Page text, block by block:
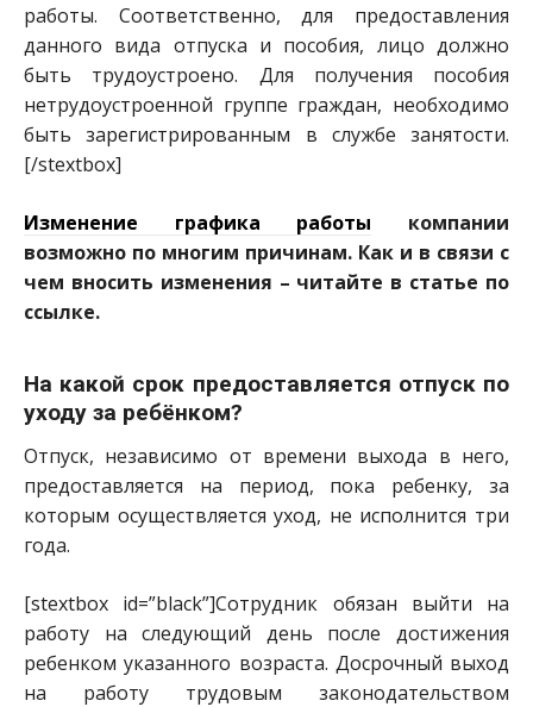
работы. Соответственно, для предоставления
данного вида отпуска и пособия, лицо должно
быть трудоустроено. Для получения пособия
нетрудоустроенной группе граждан, необходимо
быть зарегистрированным в службе занятости.
[/stextbox]
Изменение графика работы компании
возможно по многим причинам. Как и в связи с
чем вносить изменения – читайте в статье по
ссылке.
На какой срок предоставляется отпуск по
уходу за ребёнком?
Отпуск, независимо от времени выхода в него,
предоставляется на период, пока ребенку, за
которым осуществляется уход, не исполнится три
года.
[stextbox id=”black”]Сотрудник обязан выйти на
работу на следующий день после достижения
ребенком указанного возраста. Досрочный выход
на работу трудовым законодательством